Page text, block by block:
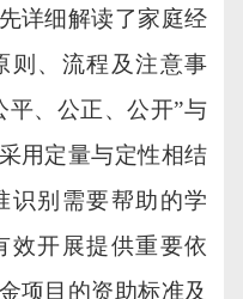
详细解读了家庭经
则、流程及注意事
平、公正、公开”与
用定量与定性相结
识别需要帮助的学
效开展提供重要依
项目的资助标准及